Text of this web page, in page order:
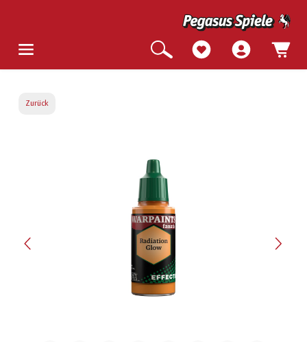
Zurück